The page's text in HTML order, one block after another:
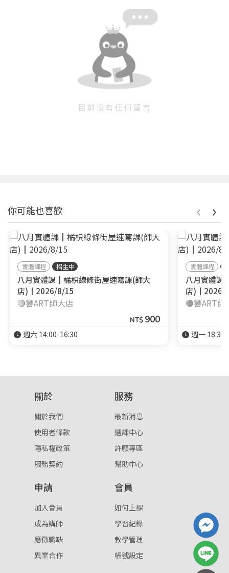
目前沒有任何留言
你可能也喜歡
實體課程 招生中
八月實體課┃橘枳線條街屋速寫課(師大
店)┃2026/8/15
🔴響ART師大店
NT$ 900
週六 14:00-16:30
實體課程
八月實體課
店)┃2026/
🔴響ART師
週一
‹ ›
關於
關於我們
使用者條款
隱私權政策
服務契約
服務
最新消息
選課中心
許願專區
幫助中心
申請
加入會員
成為講師
應徵職缺
異業合作
會員
如何上課
學習紀錄
教學管理
帳號設定